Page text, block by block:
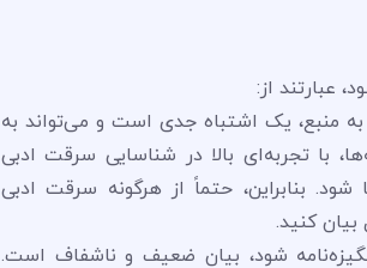
عبارتند از:
به منبع، یک اشتباه جدی است و می‌تواند به
با تجربه‌ای بالا در شناسایی سرقت ادبی
بنابراین، حتماً از هرگونه سرقت ادبی
کنید.
شود، بیان ضعیف و ناشفاف است.